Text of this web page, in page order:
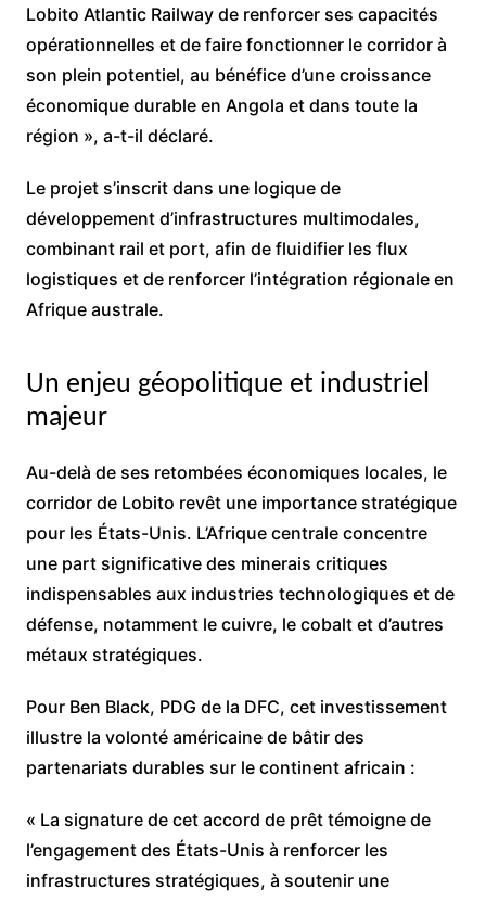
Lobito Atlantic Railway de renforcer ses capacités
opérationnelles et de faire fonctionner le corridor à
son plein potentiel, au bénéfice d’une croissance
économique durable en Angola et dans toute la
région », a-t-il déclaré.
Le projet s’inscrit dans une logique de
développement d’infrastructures multimodales,
combinant rail et port, afin de fluidifier les flux
logistiques et de renforcer l’intégration régionale en
Afrique australe.
Un enjeu géopolitique et industriel
majeur
Au-delà de ses retombées économiques locales, le
corridor de Lobito revêt une importance stratégique
pour les États-Unis. L’Afrique centrale concentre
une part significative des minerais critiques
indispensables aux industries technologiques et de
défense, notamment le cuivre, le cobalt et d’autres
métaux stratégiques.
Pour Ben Black, PDG de la DFC, cet investissement
illustre la volonté américaine de bâtir des
partenariats durables sur le continent africain :
« La signature de cet accord de prêt témoigne de
l’engagement des États-Unis à renforcer les
infrastructures stratégiques, à soutenir une